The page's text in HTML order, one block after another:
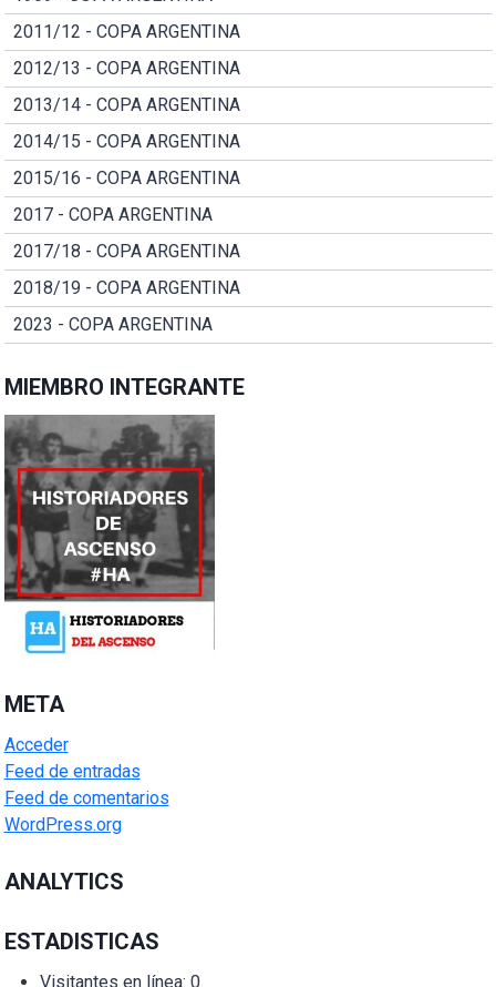
2011/12 - COPA ARGENTINA
2012/13 - COPA ARGENTINA
2013/14 - COPA ARGENTINA
2014/15 - COPA ARGENTINA
2015/16 - COPA ARGENTINA
2017 - COPA ARGENTINA
2017/18 - COPA ARGENTINA
2018/19 - COPA ARGENTINA
2023 - COPA ARGENTINA
MIEMBRO INTEGRANTE
META
Acceder
Feed de entradas
Feed de comentarios
WordPress.org
ANALYTICS
ESTADISTICAS
Visitantes en línea: 0